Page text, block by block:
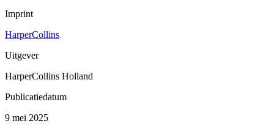
Imprint
HarperCollins
Uitgever
HarperCollins Holland
Publicatiedatum
9 mei 2025